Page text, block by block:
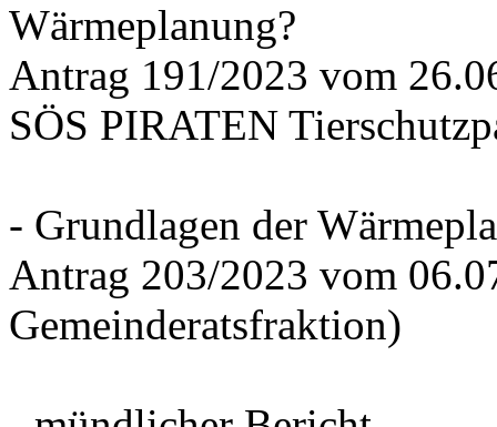
Wärmeplanung?
Antrag 191/2023 vom
SÖS PIRATEN
- Grundlagen der
Antrag 203/2023 vom
Gemeinderatsfraktion)